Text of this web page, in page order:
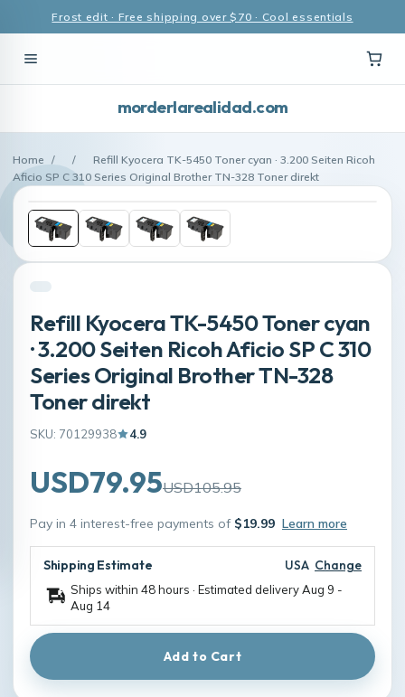
Frost edit · Free shipping over $70 · Cool essentials
morderlarealidad.com
Home / /
Refill Kyocera TK-5450 Toner cyan · 3.200 Seiten Ricoh
Aficio SP C 310 Series Original Brother TN-328 Toner direkt
Refill Kyocera TK-5450 Toner cyan
· 3.200 Seiten Ricoh Aficio SP C 310
Series Original Brother TN-328
Toner direkt
SKU: 70129938 4.9
USD79.95USD105.95
Pay in 4 interest-free payments of $19.99 Learn more
Shipping Estimate USA Change
Ships within 48 hours · Estimated deliveryAug 9 -
Aug 14
Add to Cart